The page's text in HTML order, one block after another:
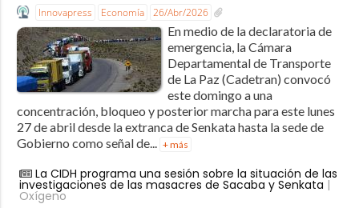
Innovapress Economía 26/Abr/2026
En medio de la declaratoria de
emergencia, la Cámara
Departamental de Transporte
de La Paz (Cadetran) convocó
este domingo a una
concentración, bloqueo y posterior marcha para este lunes
27 de abril desde la extranca de Senkata hasta la sede de
Gobierno como señal de... + más
La CIDH programa una sesión sobre la situación de las
investigaciones de las masacres de Sacaba y Senkata |
Oxígeno